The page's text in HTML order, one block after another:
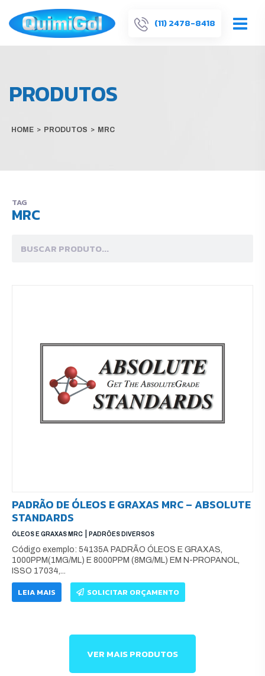
(11) 2478-8418
PRODUTOS
HOME > PRODUTOS > MRC
TAG
MRC
PADRÃO DE ÓLEOS E GRAXAS MRC – ABSOLUTE
STANDARDS
ÓLEOS E GRAXAS MRC PADRÕES DIVERSOS
Código exemplo: 54135A PADRÃO ÓLEOS E GRAXAS,
1000PPM(1MG/ML) E 8000PPM (8MG/ML) EM N-PROPANOL,
ISSO 17034,...
LEIA MAIS SOLICITAR ORÇAMENTO
VER MAIS PRODUTOS